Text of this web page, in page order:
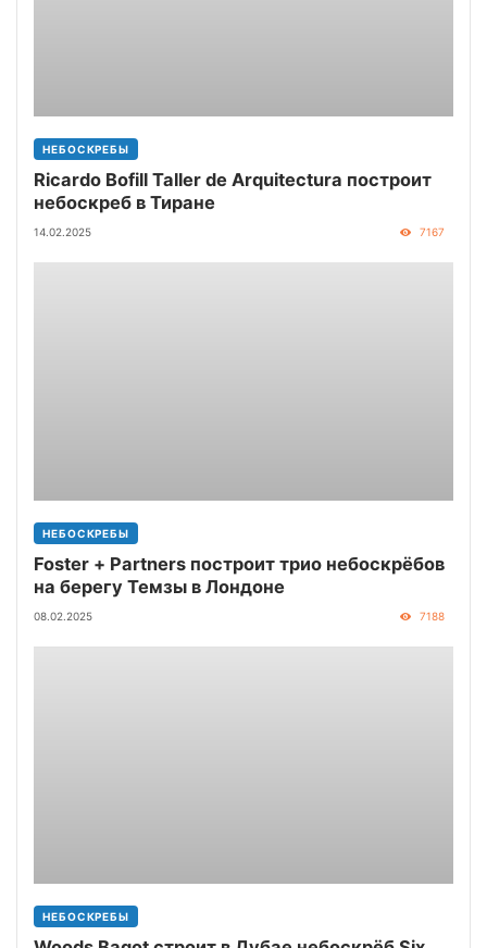
НЕБОСКРЕБЫ
Ricardo Bofill Taller de Arquitectura построит
небоскреб в Тиране
14.02.2025 7167
НЕБОСКРЕБЫ
Foster + Partners построит трио небоскрёбов
на берегу Темзы в Лондоне
08.02.2025 7188
НЕБОСКРЕБЫ